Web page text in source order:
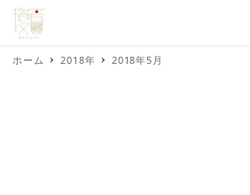
ホーム 2018年 2018年5月